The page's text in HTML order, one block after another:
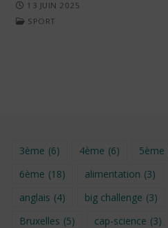
13 JUIN 2025
SPORT
3ème (6) 4ème (6) 5ème
6ème (18) alimentation (3)
anglais (4) big challenge (3)
Bruxelles (5) cap-science (3)